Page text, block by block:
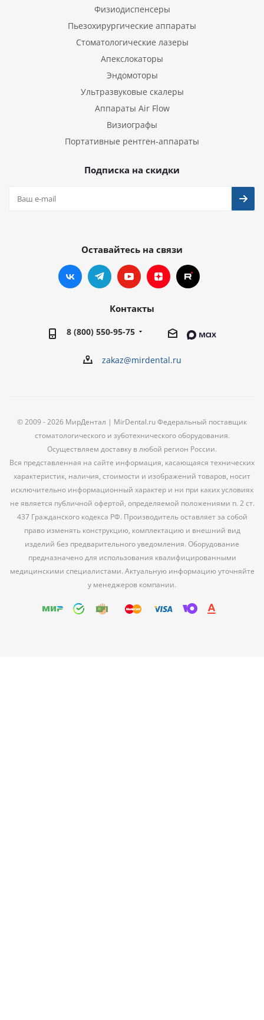
Физиодиспенсеры
Пьезохирургические аппараты
Стоматологические лазеры
Апекслокаторы
Эндомоторы
Ультразвуковые скалеры
Аппараты Air Flow
Визиографы
Портативные рентген-аппараты
Подписка на скидки
Оставайтесь на связи
Контакты
8 (800) 550-95-75
zakaz@mirdental.ru
© 2009 - 2026 МирДентал | MirDental.ru Федеральный поставщик
стоматологического и зуботехнического оборудования.
Осуществляем доставку в любой регион России.
Вся представленная на сайте информация, касающаяся технических
характеристик, наличия, стоимости и изображений товаров, носит
исключительно информационный характер и ни при каких условиях
не является публичной офертой, определяемой положениями п. 2 ст.
437 Гражданского кодекса РФ. Производитель оставляет за собой
право изменять конструкцию, комплектацию и внешний вид
изделий без предварительного уведомления. Оборудование
предназначено для использования квалифицированными
медицинскими специалистами. Актуальную информацию уточняйте
у менеджеров компании.